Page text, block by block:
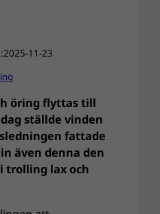
2025-11-23
öring flyttas till
ställde vinden
fattade
även denna den
trolling lax och